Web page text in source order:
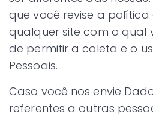
que você revise a
qualquer site com o qual
de permitir a coleta e o
Pessoais.
Caso você nos envie
referentes a outras